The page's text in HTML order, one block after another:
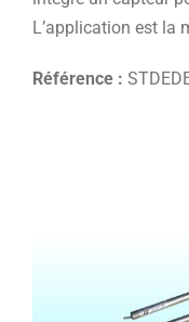
L’application est la
Référence :